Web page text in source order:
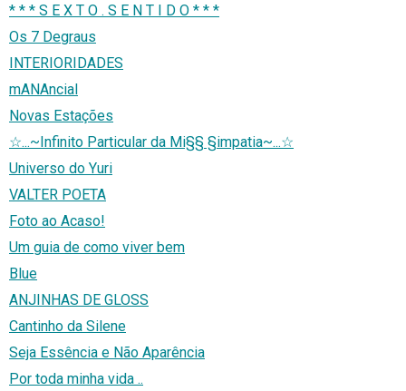
* * * S E X T O . S E N T I D O * * *
Os 7 Degraus
INTERIORIDADES
mANAncial
Novas Estações
☆...~Infinito Particular da Mi§§ §impatia~...☆
Universo do Yuri
VALTER POETA
Foto ao Acaso!
Um guia de como viver bem
Blue
ANJINHAS DE GLOSS
Cantinho da Silene
Seja Essência e Não Aparência
Por toda minha vida ..